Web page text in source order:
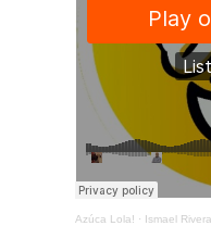
Azúca Lola! · Ismael